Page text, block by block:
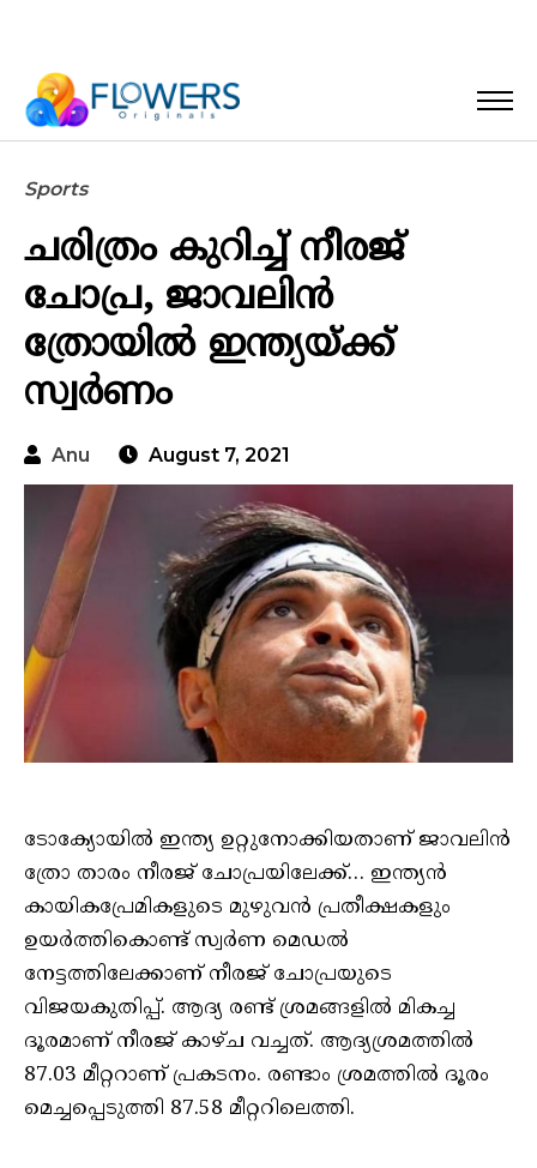
Sports
ചരിത്രം കുറിച്ച് നീരജ്
ചോപ്ര, ജാവലിൻ
ത്രോയിൽ ഇന്ത്യയ്ക്ക്
സ്വർണം
Anu August 7, 2021
ടോക്യോയിൽ ഇന്ത്യ ഉറ്റുനോക്കിയതാണ് ജാവലിൻ
ത്രോ താരം നീരജ് ചോപ്രയിലേക്ക്… ഇന്ത്യൻ
കായികപ്രേമികളുടെ മുഴുവൻ പ്രതീക്ഷകളും
ഉയർത്തികൊണ്ട് സ്വർണ മെഡൽ
നേട്ടത്തിലേക്കാണ് നീരജ് ചോപ്രയുടെ
വിജയകുതിപ്പ്. ആദ്യ രണ്ട് ശ്രമങ്ങളില്‍ മികച്ച
ദൂരമാണ് നീരജ് കാഴ്ച വച്ചത്. ആദ്യശ്രമത്തില്‍
87.03 മീറ്ററാണ് പ്രകടനം. രണ്ടാം ശ്രമത്തില്‍ ദൂരം
മെച്ചപ്പെടുത്തി 87.58 മീറ്ററിലെത്തി.